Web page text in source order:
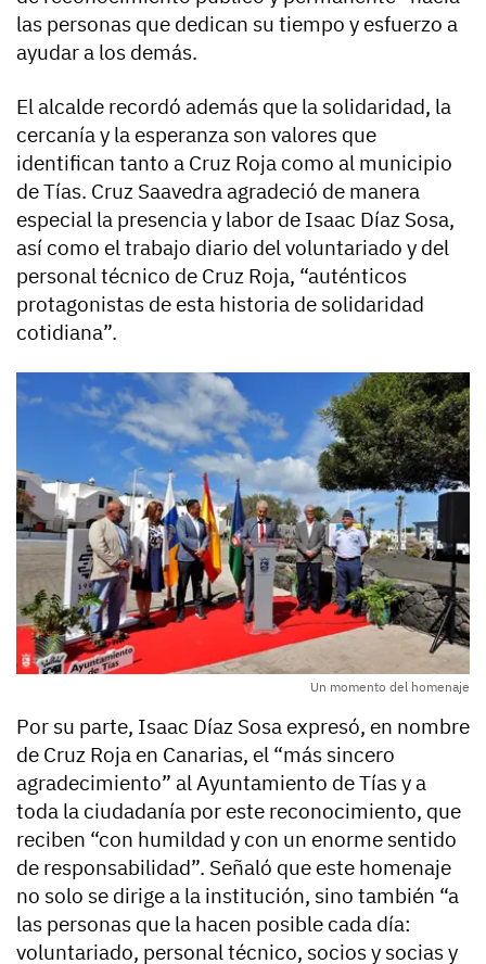
las personas que dedican su tiempo y esfuerzo a
ayudar a los demás.
El alcalde recordó además que la solidaridad, la
cercanía y la esperanza son valores que
identifican tanto a Cruz Roja como al municipio
de Tías. Cruz Saavedra agradeció de manera
especial la presencia y labor de Isaac Díaz Sosa,
así como el trabajo diario del voluntariado y del
personal técnico de Cruz Roja, “auténticos
protagonistas de esta historia de solidaridad
cotidiana”.
Un momento del homenaje
Por su parte, Isaac Díaz Sosa expresó, en nombre
de Cruz Roja en Canarias, el “más sincero
agradecimiento” al Ayuntamiento de Tías y a
toda la ciudadanía por este reconocimiento, que
reciben “con humildad y con un enorme sentido
de responsabilidad”. Señaló que este homenaje
no solo se dirige a la institución, sino también “a
las personas que la hacen posible cada día:
voluntariado, personal técnico, socios y socias y